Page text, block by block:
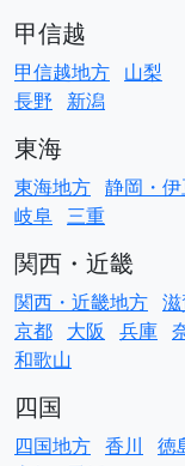
甲信越
甲信越地方 山梨
長野
新潟
東海
東海地方 静岡・
岐阜 三重
関西・近畿
関西・近畿地方
京都 大阪 兵庫
和歌山
四国
四国地方 香川
徳